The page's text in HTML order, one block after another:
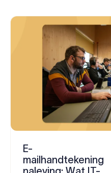
E-
mailhandtekening